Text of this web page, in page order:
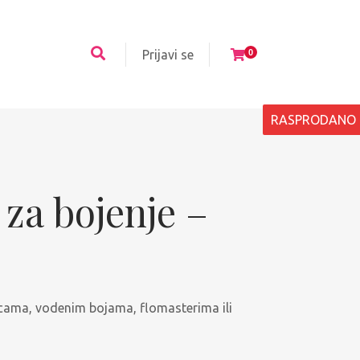
Prijavi se 0
RASPRODANO
bojenje –
vodenim bojama, flomasterima ili